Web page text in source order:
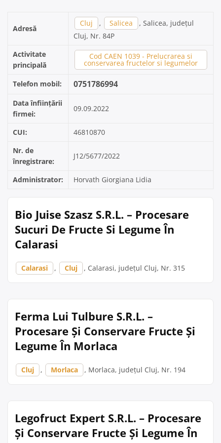
Adresă
Cluj , Salicea
, Salicea, județul
Cluj, Nr. 84P
Activitate
principală
Cod CAEN 1039 - Prelucrarea si
conservarea fructelor si legumelor
Telefon mobil: 0751786994
Data înființării
firmei:
09.09.2022
CUI:
46810870
Nr. de
înregistrare:
J12/5677/2022
Administrator: Horvath Giorgiana Lidia
Bio Juise Szasz S.R.L. – Procesare
Sucuri De Fructe Si Legume În
Calarasi
Calarasi , Cluj , Calarasi, județul Cluj, Nr. 315
Ferma Lui Tulbure S.R.L. –
Procesare Și Conservare Fructe Și
Legume În Morlaca
Cluj , Morlaca , Morlaca, județul Cluj, Nr. 194
Legofruct Expert S.R.L. – Procesare
Și Conservare Fructe Și Legume În